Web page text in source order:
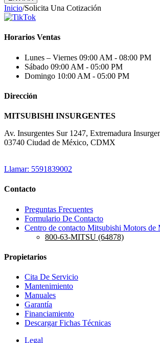
Inicio/Solicita Una Cotización
Horarios Ventas
Lunes – Viernes 09:00 AM - 08:00 PM
Sábado 09:00 AM - 05:00 PM
Domingo 10:00 AM - 05:00 PM
Dirección
MITSUBISHI INSURGENTES
Av. Insurgentes Sur 1247, Extremadura
03740 Ciudad de México, CDMX
Llamar: 5591839002
Contacto
Preguntas Frecuentes
Formulario De Contacto
Centro de contacto Mitsubishi Motors de
800-63-MITSU (64878)
Propietarios
Cita De Servicio
Mantenimiento
Manuales
Garantía
Financiamiento
Descargar Fichas Técnicas
Legal